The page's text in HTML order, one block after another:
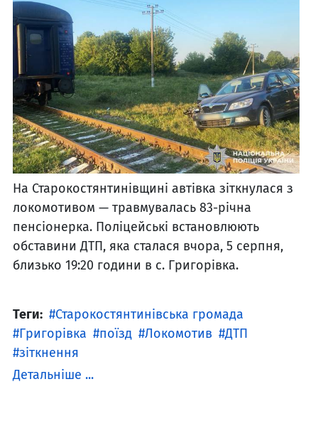
На Старокостянтинівщині автівка зіткнулася з
локомотивом — травмувалась 83-річна
пенсіонерка. Поліцейські встановлюють
обставини ДТП, яка сталася вчора, 5 серпня,
близько 19:20 години в с. Григорівка.
Теги:
Старокостянтинівська громада
Григорівка
поїзд Локомотив
ДТП
зіткнення
Детальніше ...